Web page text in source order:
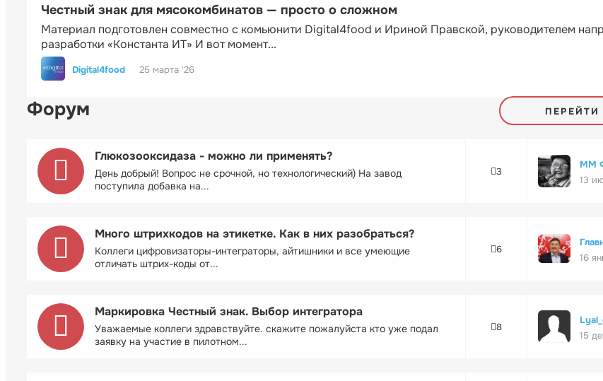
Честный знак для мясокомбинатов — просто о сложном
Материал подготовлен совместно с комьюнити Digital4food и Ириной Правской, руководителем
разработки «Константа ИТ» И вот момент...
Digital4food 25 марта '26
Форум
Глюкозооксидаза - можно ли применять?
День добрый! Вопрос не срочной, но технологический) На завод
поступила добавка на...
3
ММ
13
Много штрихкодов на этикетке. Как в них разобраться?
Коллеги цифровизаторы-интеграторы, айтишники и все умеющие
отличать штрих-коды от...
6
16
Маркировка Честный знак. Выбор интегратора
Уважаемые коллеги здравствуйте. скажите пожалуйста кто уже подал
заявку на участие в пилотном...
8
15